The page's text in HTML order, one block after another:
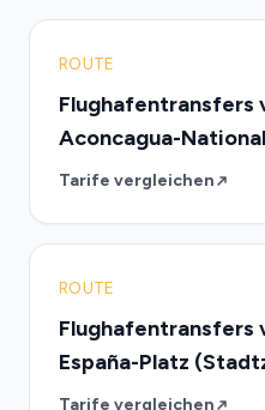
ROUTE
Flughafentransfers
Aconcagua-
Tarife vergleichen
ROUTE
Flughafentransfers
España-Platz
Tarife vergleichen